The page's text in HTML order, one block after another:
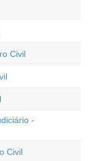
Civil
-
Civil